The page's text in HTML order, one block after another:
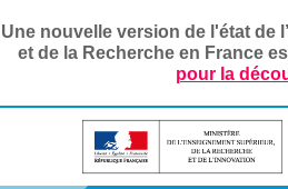
Une nouvelle version de l'état de
et de la Recherche en France
pour la